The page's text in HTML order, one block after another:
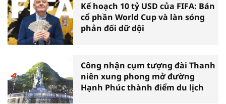
Kế hoạch 10 tỷ USD của FIFA: Bán
cổ phần World Cup và làn sóng
phản đối dữ dội
Công nhận cụm tượng đài Thanh
niên xung phong mở đường
Hạnh Phúc thành điểm du lịch